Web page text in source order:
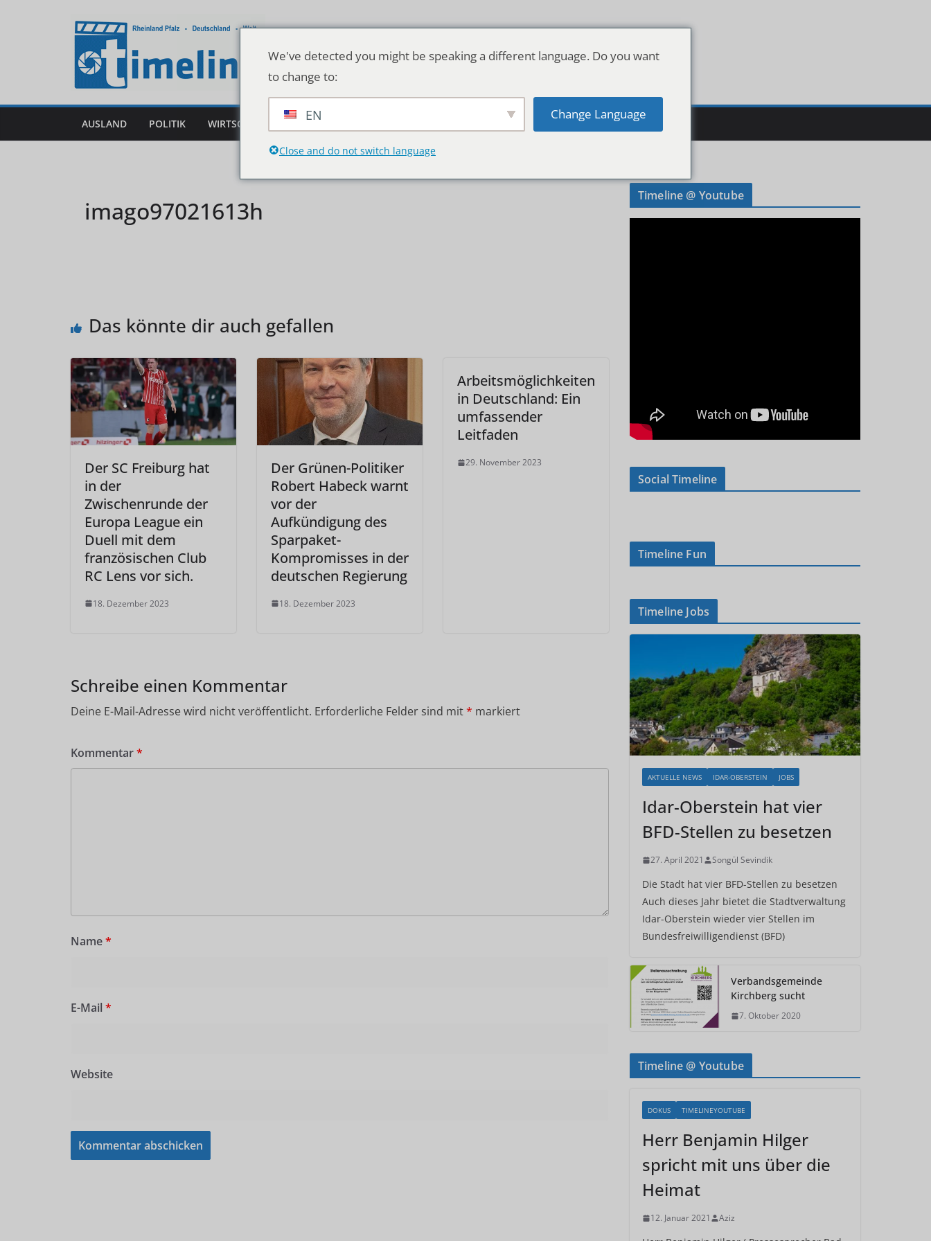
AUSLAND POLITIK WIRTSCHAFT DEUTSCHLAND & WELT
imago97021613h
Das könnte dir auch gefallen
Der SC Freiburg hat
in der
Zwischenrunde der
Europa League ein
Duell mit dem
französischen Club
RC Lens vor sich.
18. Dezember 2023
Der Grünen-Politiker
Robert Habeck warnt
vor der
Aufkündigung des
Sparpaket-
Kompromisses in der
deutschen Regierung
18. Dezember 2023
Arbeitsmöglichkeiten
in Deutschland: Ein
umfassender
Leitfaden
29. November 2023
Schreibe einen Kommentar
Deine E-Mail-Adresse wird nicht veröffentlicht. Erforderliche Felder sind mit* markiert
Kommentar*
Name*
E-Mail *
Website
Timeline @ Youtube
Social Timeline
Timeline Fun
Timeline Jobs
AKTUELLE NEWS IDAR-OBERSTEIN JOBS
Idar-Oberstein hat vier
BFD-Stellen zu besetzen
27. April 2021 Songül Sevindik
Die Stadt hat vier BFD-Stellen zu besetzen
Auch dieses Jahr bietet die Stadtverwaltung
Idar-Oberstein wieder vier Stellen im
Bundesfreiwilligendienst (BFD)
Verbandsgemeinde
Kirchberg sucht
7. Oktober 2020
Timeline @ Youtube
DOKUS TIMELINEYOUTUBE
Herr Benjamin Hilger
spricht mit uns über die
Heimat
12. Januar 2021 Aziz
We've detected you might be speaking a different language. Do you want
to change to:
EN Change Language
Close and do not switch language